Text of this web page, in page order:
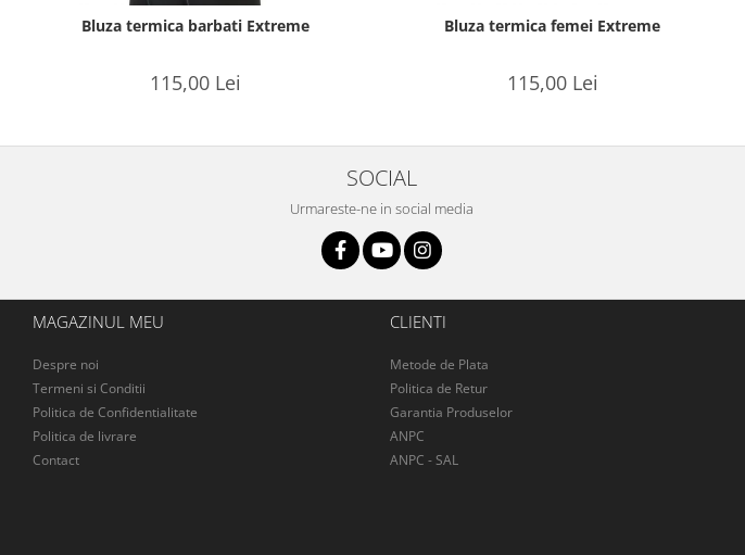
Bluza termica barbati Extreme
115,00 Lei
Bluza termica femei Extreme
115,00 Lei
SOCIAL
Urmareste-ne in social media
MAGAZINUL MEU
Despre noi
Termeni si Conditii
Politica de Confidentialitate
Politica de livrare
Contact
CLIENTI
Metode de Plata
Politica de Retur
Garantia Produselor
ANPC
ANPC - SAL